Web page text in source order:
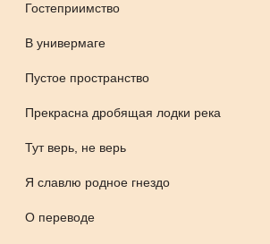
Гостеприимство
В универмаге
Пустое пространство
Прекрасна дробящая лодки река
Тут верь, не верь
Я славлю родное гнездо
О переводе